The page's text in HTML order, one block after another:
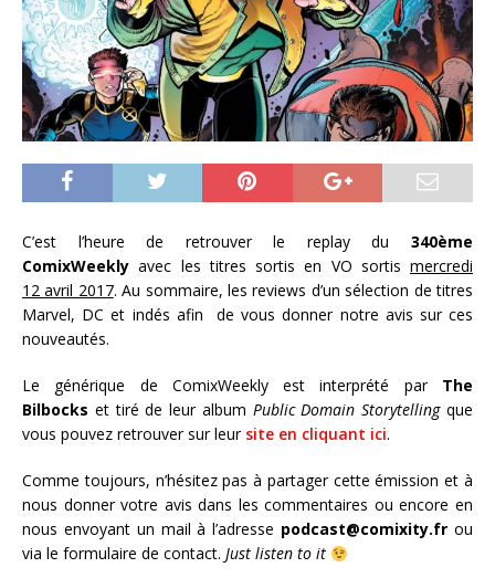
C’est l’heure de retrouver le replay du 340ème
ComixWeekly avec les titres sortis en VO sortis mercredi
12 avril 2017. Au sommaire, les reviews d’un sélection de titres
Marvel, DC et indés afin de vous donner notre avis sur ces
nouveautés.
Le générique de ComixWeekly est interprété par The
Bilbocks et tiré de leur album Public Domain Storytellingque
vous pouvez retrouver sur leursite en cliquant ici.
Comme toujours, n’hésitez pas à partager cette émission et à
nous donner votre avis dans les commentaires ou encore en
nous envoyant un mail à l’adresse podcast@comixity.fr ou
via le formulaire de contact. Just listen to it